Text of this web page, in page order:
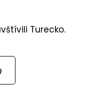
Turecko.